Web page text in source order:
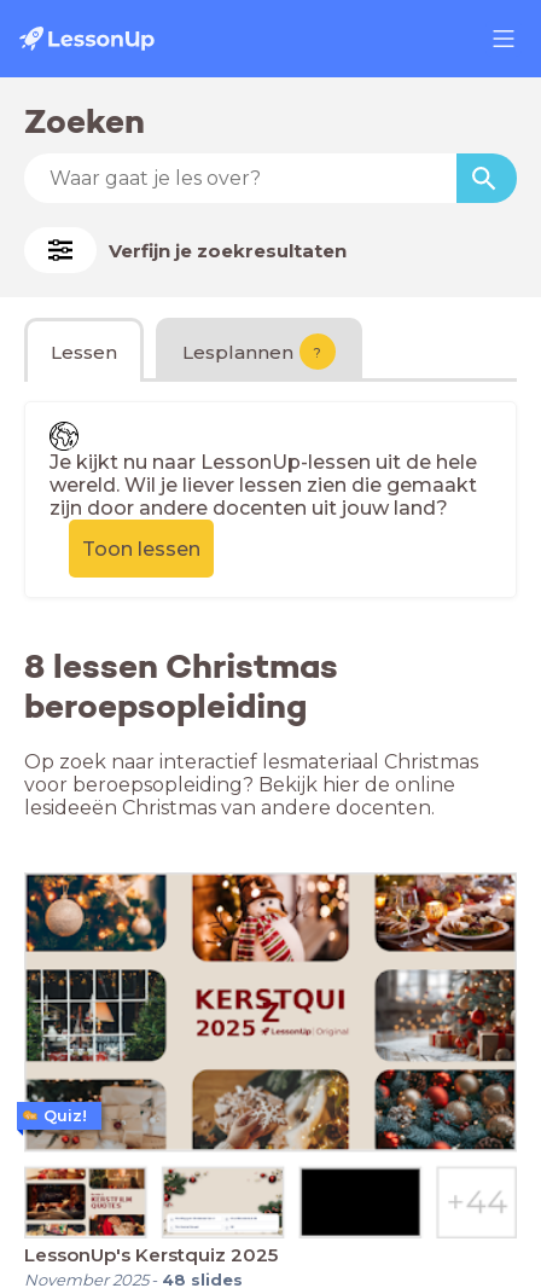
Zoeken
Verfijn je zoekresultaten
Lessen Lesplannen ?
Je kijkt nu naar LessonUp-lessen uit de hele
wereld. Wil je liever lessen zien die gemaakt
zijn door andere docenten uit jouw land?
Toon lessen
8 lessen Christmas
beroepsopleiding
Op zoek naar interactief lesmateriaal Christmas
voor beroepsopleiding? Bekijk hier de online
lesideeën Christmas van andere docenten.
LessonUp's Kerstquiz 2025
November 2025- 48 slides
Quiz!